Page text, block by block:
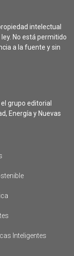
intelectual
No está permitido
a la fuente y sin
el grupo editorial
Energía y Nuevas
Inteligentes